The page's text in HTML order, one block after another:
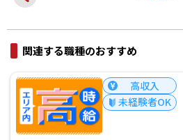
関連する職種のおすすめ
未経験者OK